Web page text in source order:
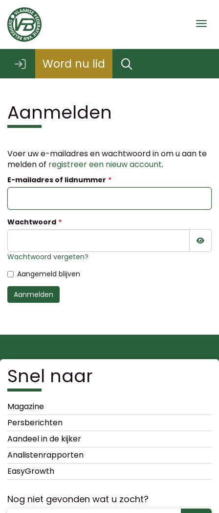
Word nu lid
Aanmelden
Voer uw e-mailadres en wachtwoord in om u aan te
melden of registreer een nieuw account.
E-mailadres of lidnummer
Wachtwoord
Wachtwoord vergeten?
Aangemeld blijven
Aanmelden
Snel naar
Magazine
Persberichten
Aandeel in de kijker
Analistenrapporten
EasyGrowth
Nog niet gevonden wat u zocht?